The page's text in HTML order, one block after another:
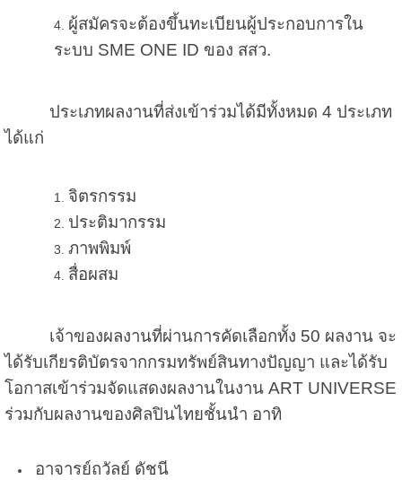
ผู้สมัครจะต้องขึ้นทะเบียนผู้ประกอบการใน
ระบบ SME ONE ID ของ สสว.
ประเภทผลงานที่ส่งเข้าร่วมได้มีทั้งหมด 4 ประเภท
ได้แก่
จิตรกรรม
ประติมากรรม
ภาพพิมพ์
สื่อผสม
เจ้าของผลงานที่ผ่านการคัดเลือกทั้ง 50 ผลงาน จะ
ได้รับเกียรติบัตรจากกรมทรัพย์สินทางปัญญา และได้รับ
โอกาสเข้าร่วมจัดแสดงผลงานในงาน ART UNIVERSE
ร่วมกับผลงานของศิลปินไทยชั้นนํา อาทิ
อาจารย์ถวัลย์ ดัชนี